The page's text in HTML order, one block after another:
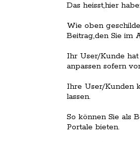
Das heisst,hier
Wie oben
Beitrag,den Sie im
Ihr User/Kunde
anpassen sofern
Ihre User/Kunden
lassen.
So können Sie als
Portale bieten.